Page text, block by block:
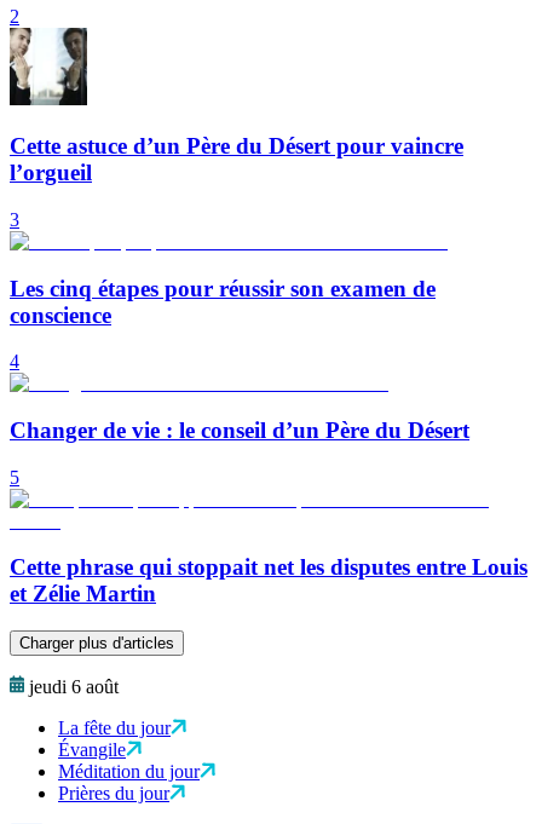
2
Cette astuce d’un Père du Désert pour vaincre
l’orgueil
3
Les cinq étapes pour réussir son examen de
conscience
4
Changer de vie : le conseil d’un Père du Désert
5
Cette phrase qui stoppait net les disputes entre Louis
et Zélie Martin
Charger plus d'articles
jeudi 6 août
La fête du jour
Évangile
Méditation du jour
Prières du jour